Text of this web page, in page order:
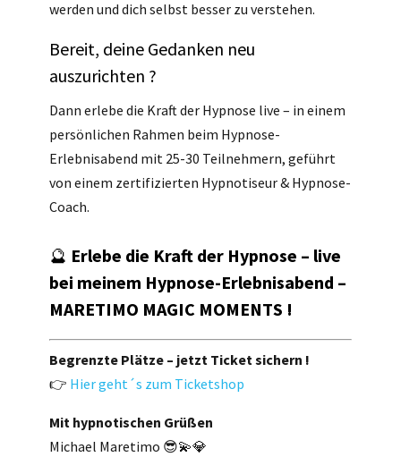
werden und dich selbst besser zu verstehen.
Bereit, deine Gedanken neu
auszurichten ?
Dann erlebe die Kraft der Hypnose live – in einem
persönlichen Rahmen beim Hypnose-
Erlebnisabend mit 25-30 Teilnehmern, geführt
von einem zertifizierten Hypnotiseur & Hypnose-
Coach.
🔮 Erlebe die Kraft der Hypnose – live
bei meinem Hypnose-Erlebnisabend –
MARETIMO MAGIC MOMENTS !
Begrenzte Plätze – jetzt Ticket sichern !
👉 Hier geht´s zum Ticketshop
Mit hypnotischen Grüßen
Michael Maretimo 😎💫💎